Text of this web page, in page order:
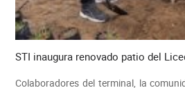
STI inaugura renovado patio del
Colaboradores del terminal, la